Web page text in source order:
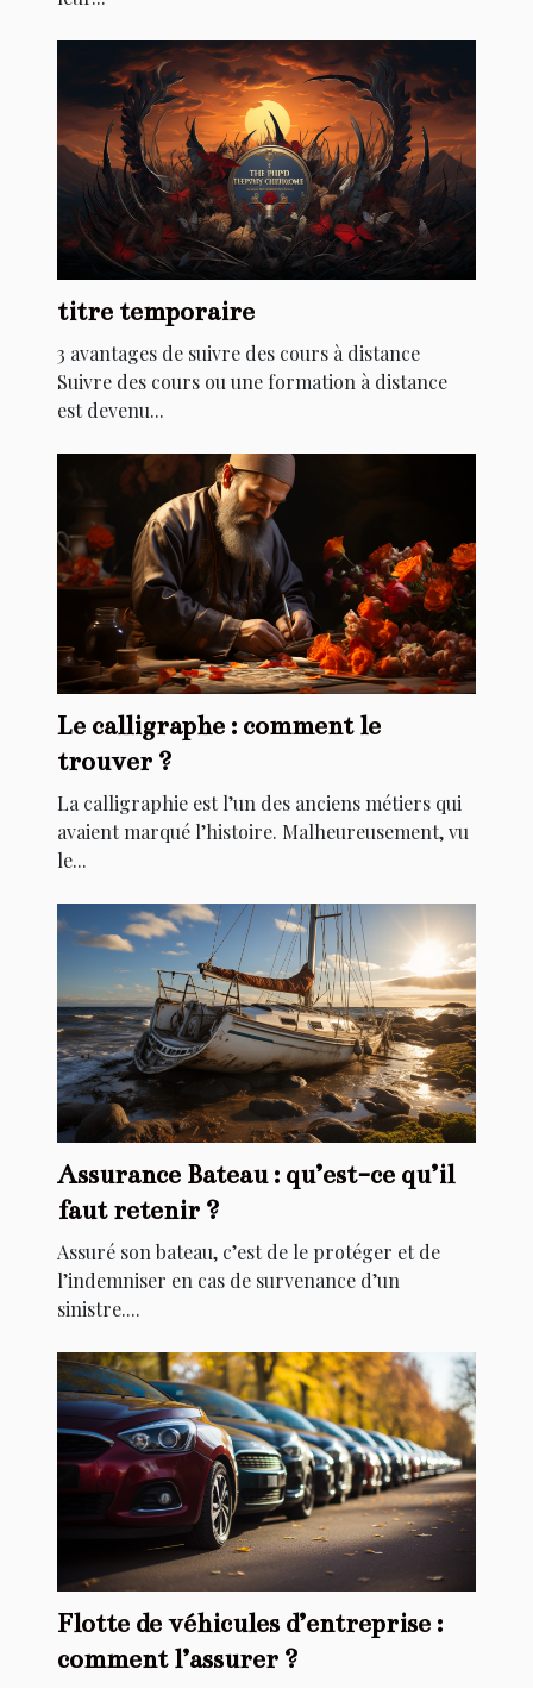
titre temporaire
3 avantages de suivre des cours à distance
Suivre des cours ou une formation à distance
est devenu...
Le calligraphe : comment le
trouver ?
La calligraphie est l’un des anciens métiers qui
avaient marqué l’histoire. Malheureusement, vu
le...
Assurance Bateau : qu’est-ce qu’il
faut retenir ?
Assuré son bateau, c’est de le protéger et de
l’indemniser en cas de survenance d’un
sinistre....
Flotte de véhicules d’entreprise :
comment l’assurer ?